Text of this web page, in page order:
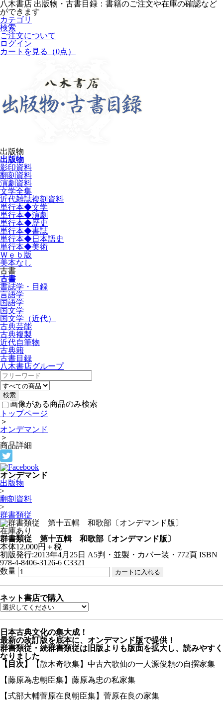
八木書店 出版物・古書目録：書籍のご注文や在庫の確認など
ができます
カテゴリ
検索
ご注文について
ログイン
カートを見る
（0点）
出版物
出版物
影印資料
翻刻資料
演劇資料
文学全集
近代雑誌複刻資料
単行本◆文学
単行本◆演劇
単行本◆歴史
単行本◆書誌
単行本◆日本語史
単行本◆美術
Ｗｅｂ版
美本なし
古書
古書
書誌学・目録
言語学
国語学
国文学
国文学（近代）
古典芸能
古典複製
近代自筆物
古典籍
古書目録
八木書店グループ
画像がある商品のみ検索
トップページ
＞
オンデマンド
＞
商品詳細
オンデマンド
出版物
>
翻刻資料
>
群書類従
在庫あり
群書類従 第十五輯 和歌部〔オンデマンド版〕
本体12,000円＋税
初版発行:2013年4月25日 A5判・並製・カバー装・772頁 ISBN
978-4-8406-3126-6 C3321
数量
ネット書店で購入
日本古典文化の集大成！
最新の改訂版を底本に、オンデマンド版で提供！
群書類従・続群書類従は旧版よりも版面を拡大し、読みやすく
なりました
【目次】
【散木奇歌集】中古六歌仙の一人源俊頼の自撰家集
【藤原為忠朝臣集】藤原為忠の私家集
【式部大輔菅原在良朝臣集】菅原在良の家集